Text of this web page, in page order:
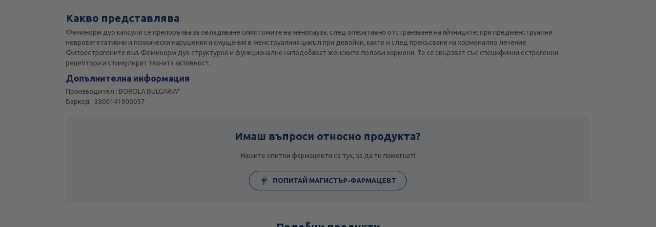
Какво представлява
Феминорм дуо капсули се препоръчва за овладяване симптомите на менопауза, след оперативно отстраняване на яйчниците; при предменструални
невровегетативни и психически нарушения и смущения в менструалния цикъл при девойки, както и след прекъсване на хормонално лечение.
Фитоестрогените във Феминорм дуо структурно и функционално наподобяват женските полови хормони. Те се свързват със специфични естрогенни
рецептори и стимулират тяхната активност.
Допълнителна информация
Производител : BOROLA BULGARIA*
Баркод : 3800141900057
Имаш въпроси относно продукта?
Нашите опитни фармацевти са тук, за да ти помогнат!
ПОПИТАЙ МАГИСТЪР-ФАРМАЦЕВТ